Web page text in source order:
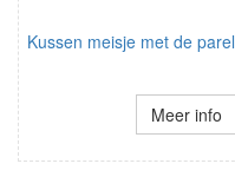
Kussen meisje met de parel
Meer info